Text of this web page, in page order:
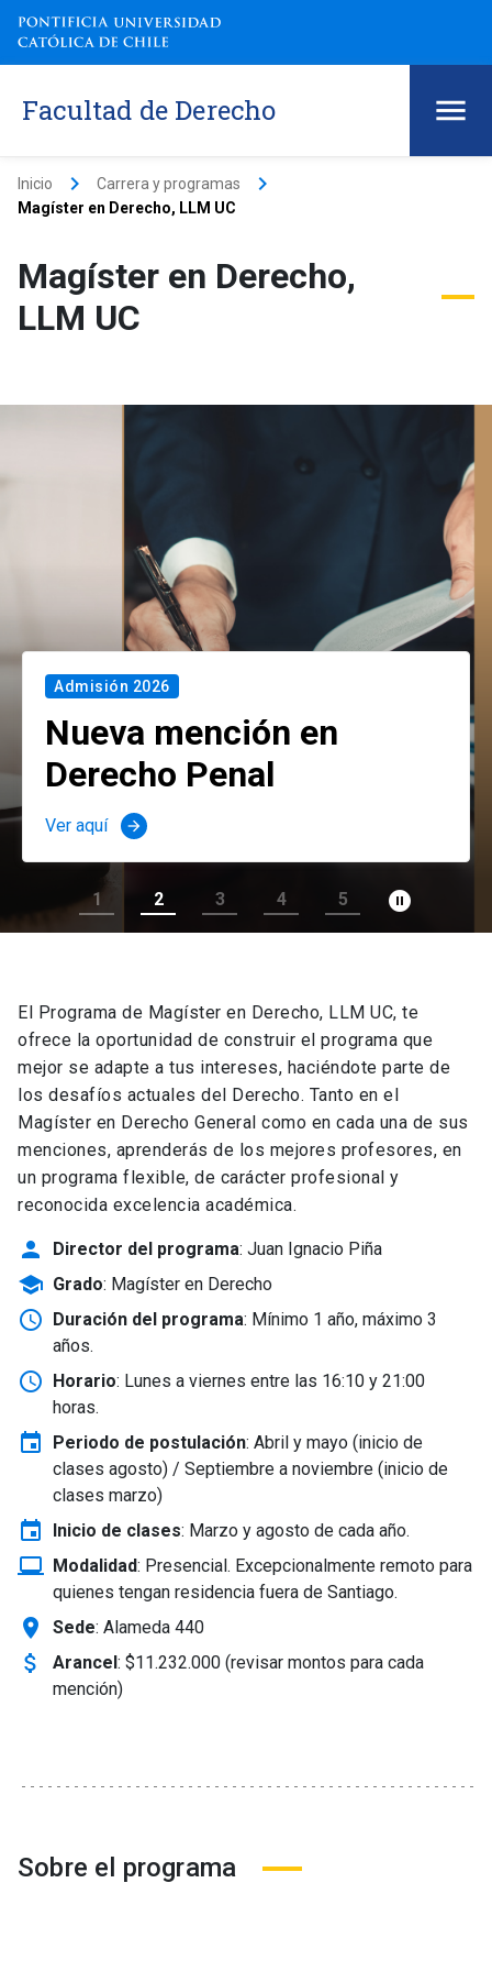
Facultad de Derecho
Inicio keyboard_arrow_right Carrera y programas keyboard_arrow_right
Magíster en Derecho, LLM UC
Magíster en Derecho,
LLM UC
Admisión 2026
Nueva mención en
Derecho Penal
Ver aquí arrow_forward
1 2 3 4 5 pause_circle_filled
El Programa de Magíster en Derecho, LLM UC, te
ofrece la oportunidad de construir el programa que
mejor se adapte a tus intereses, haciéndote parte de
los desafíos actuales del Derecho. Tanto en el
Magíster en Derecho General como en cada una de sus
menciones, aprenderás de los mejores profesores, en
un programa flexible, de carácter profesional y
reconocida excelencia académica.
person Director del programa: Juan Ignacio Piña
school Grado: Magíster en Derecho
schedule Duración del programa: Mínimo 1 año, máximo 3
años.
schedule Horario: Lunes a viernes entre las 16:10 y 21:00
horas.
event Periodo de postulación: Abril y mayo (inicio de
clases agosto) / Septiembre a noviembre (inicio de
clases marzo)
event Inicio de clases: Marzo y agosto de cada año.
laptop_windows Modalidad: Presencial. Excepcionalmente remoto para
quienes tengan residencia fuera de Santiago.
location_on Sede: Alameda 440
attach_money Arancel: $11.232.000 (revisar montos para cada
mención)
Sobre el programa